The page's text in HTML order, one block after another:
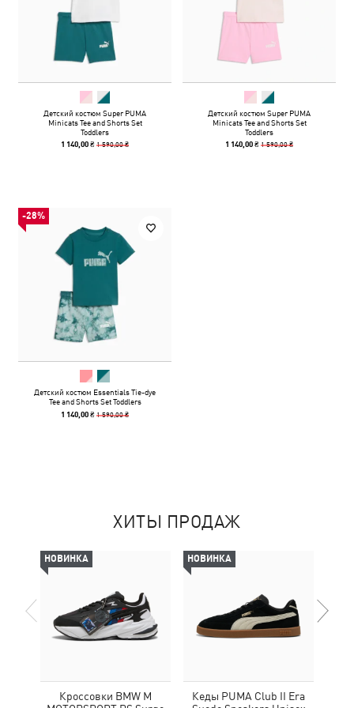
Детский костюм Super PUMA
Minicats Tee and Shorts Set
Toddlers
1 140,00 ₴1 590,00 ₴
Детский костюм Super PUMA
Minicats Tee and Shorts Set
Toddlers
1 140,00 ₴1 590,00 ₴
-28%
Детский костюм Essentials Tie-dye
Tee and Shorts Set Toddlers
1 140,00 ₴1 590,00 ₴
ХИТЫ ПРОДАЖ
НОВИНКА
Кроссовки BMW M
НОВИНКА
Кеды PUMA Club II Era